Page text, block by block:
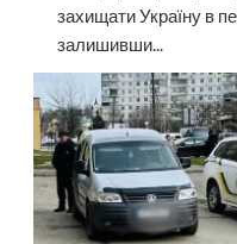
захищати Україну в
залишивши...